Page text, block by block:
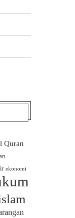
Quran
ekonomi